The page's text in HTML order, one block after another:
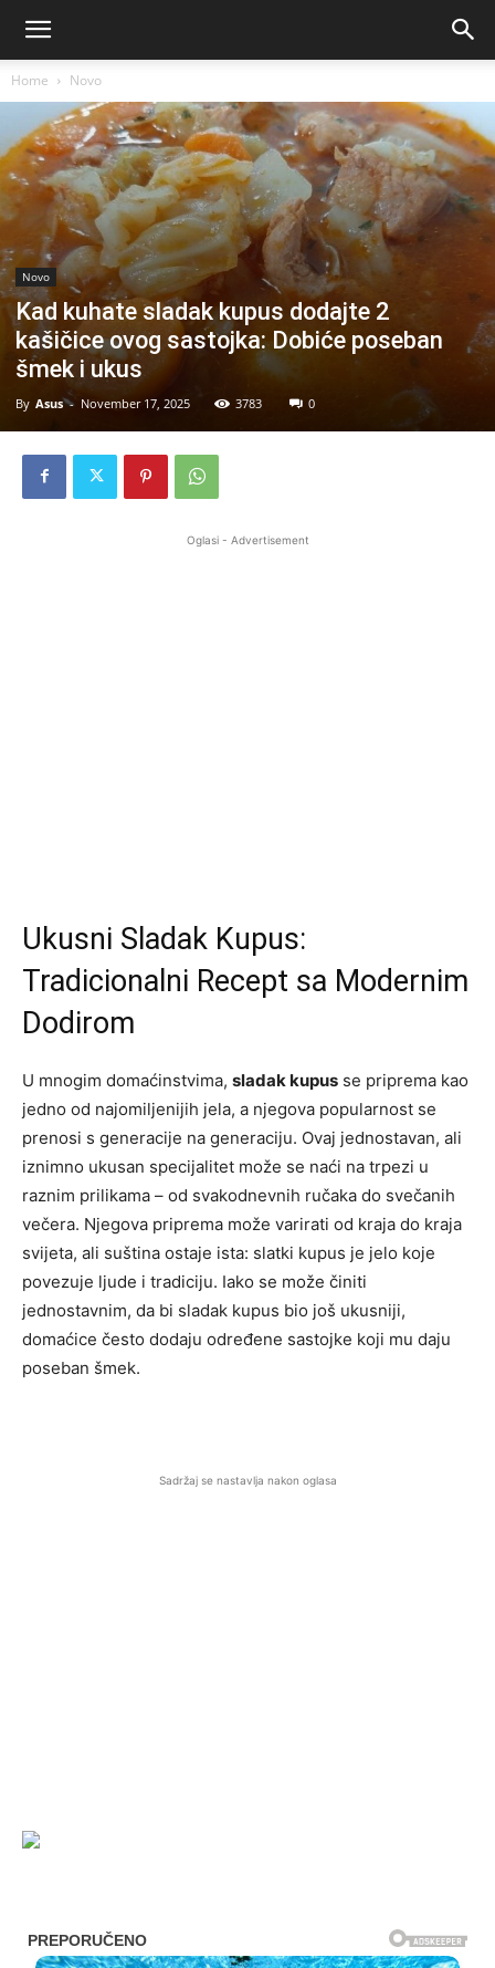
Home Novo
Novo
Kad kuhate sladak kupus dodajte 2
kašičice ovog sastojka: Dobiće poseban
šmek i ukus
By Asus - November 17, 2025 3783 0
Oglasi - Advertisement
Ukusni Sladak Kupus:
Tradicionalni Recept sa Modernim
Dodirom
U mnogim domaćinstvima, sladak kupus se priprema kao
jedno od najomiljenijih jela, a njegova popularnost se
prenosi s generacije na generaciju. Ovaj jednostavan, ali
iznimno ukusan specijalitet može se naći na trpezi u
raznim prilikama – od svakodnevnih ručaka do svečanih
večera. Njegova priprema može varirati od kraja do kraja
svijeta, ali suština ostaje ista: slatki kupus je jelo koje
povezuje ljude i tradiciju. Iako se može činiti
jednostavnim, da bi sladak kupus bio još ukusniji,
domaćice često dodaju određene sastojke koji mu daju
poseban šmek.
Sadržaj se nastavlja nakon oglasa